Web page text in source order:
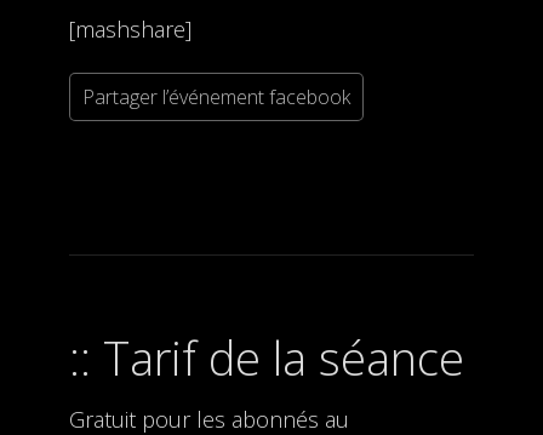
[mashshare]
Partager l’événement facebook
Tarif de la séance
Gratuit pour les abonnés au